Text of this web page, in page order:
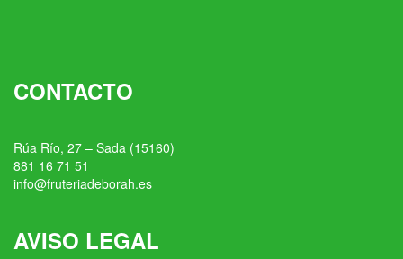
CONTACTO
Rúa Río, 27 – Sada (15160)
881 16 71 51
info@fruteriadeborah.es
AVISO LEGAL